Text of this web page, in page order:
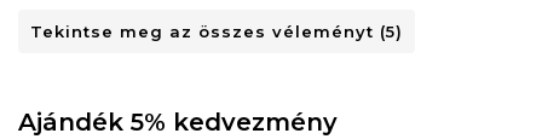
Tekintse meg az összes véleményt (5)
Ajándék 5% kedvezmény